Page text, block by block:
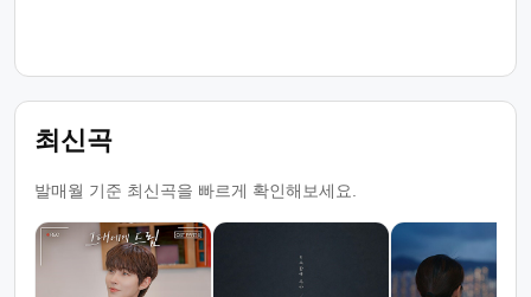
최신곡
발매월 기준 최신곡을 빠르게 확인해보세요.